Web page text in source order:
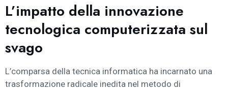
L’impatto della innovazione
tecnologica computerizzata sul
svago
L’comparsa della tecnica informatica ha incarnato una
trasformazione radicale inedita nel metodo di